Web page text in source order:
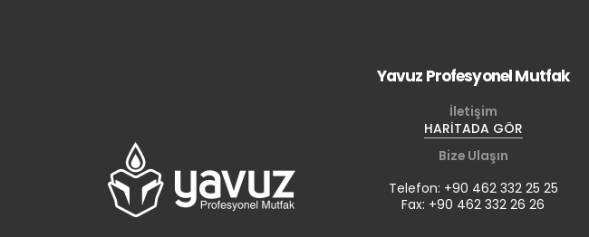
Yavuz Profesyonel Mutfak
İletişim
HARİTADA GÖR
Bize Ulaşın
Telefon: +90 462 332 25 25
Fax: +90 462 332 26 26